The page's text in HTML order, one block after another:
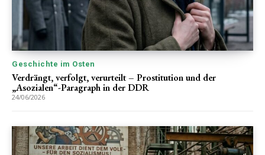
Geschichte im Osten
Verdrängt, verfolgt, verurteilt – Prostitution und der
„Asozialen“-Paragraph in der DDR
24/06/2026